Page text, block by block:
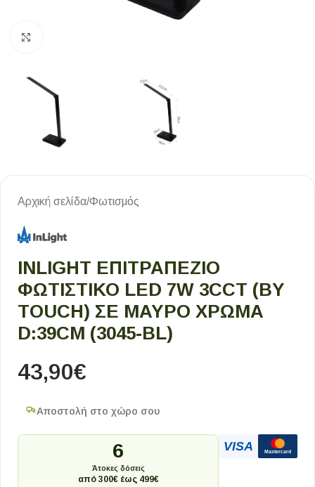
Αρχική σελίδα/Φωτισμός
INLIGHT ΕΠΙΤΡΑΠΈΖΙΟ
ΦΩΤΙΣΤΙΚΌ LED 7W 3CCT (BY
TOUCH) ΣΕ ΜΑΎΡΟ ΧΡΏΜΑ
D:39CM (3045-BL)
43,90€
Αποστολή στο χώρο σου
6
Άτοκες δόσεις
από 300€ έως 499€
VISA Mastercard